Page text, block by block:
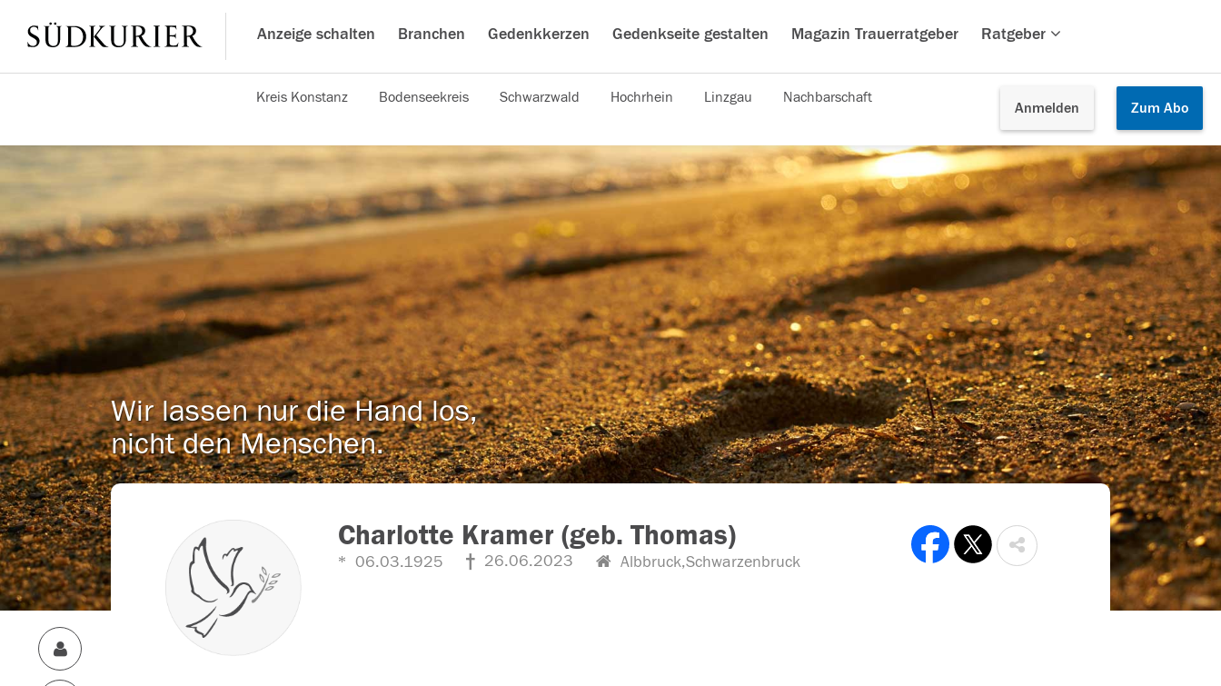
Anzeige schalten Branchen Gedenkkerzen Gedenkseite gestalten Magazin Trauerratgeber Ratgeber
Anmelden Zum Abo
Kreis Konstanz Bodenseekreis Schwarzwald Hochrhein Linzgau Nachbarschaft
Wir lassen nur die Hand los,
nicht den Menschen.
Charlotte Kramer (geb. Thomas)
06.03.1925 26.06.2023 Albbruck,Schwarzenbruck